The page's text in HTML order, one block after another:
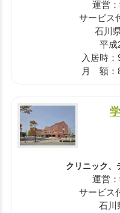
運営
サービス
石川
平成
入居時
月 額：
クリニック、
運営
サービス
石川